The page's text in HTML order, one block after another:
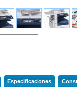
Especificaciones